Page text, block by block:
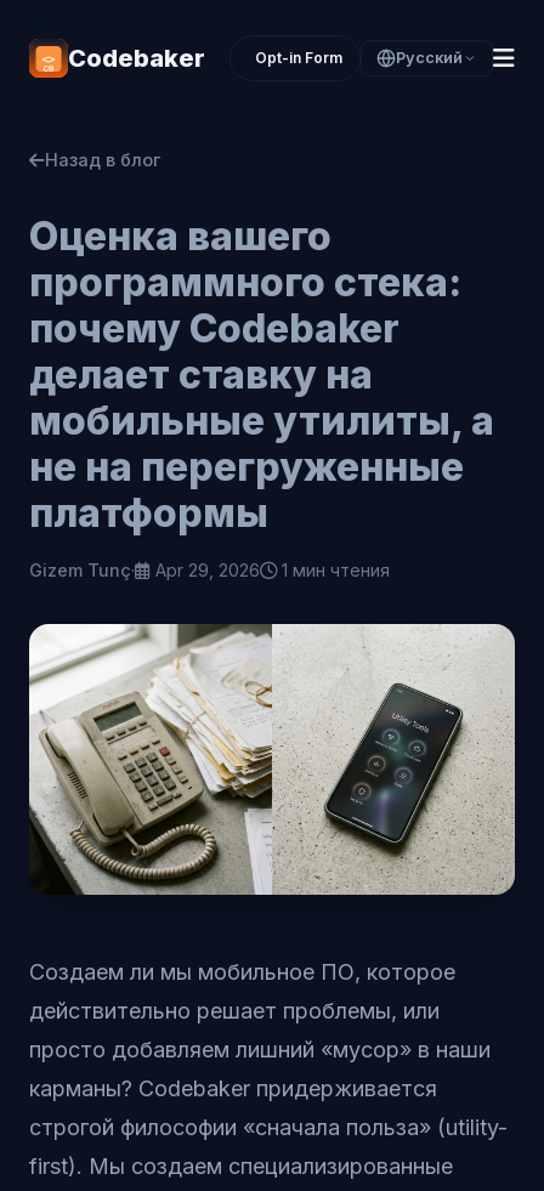
Codebaker Opt-in Form Русский
Назад в блог
Оценка вашего
программного стека:
почему Codebaker
делает ставку на
мобильные утилиты, а
не на перегруженные
платформы
Gizem Tunç· Apr 29, 2026 1 мин чтения
Создаем ли мы мобильное ПО, которое
действительно решает проблемы, или
просто добавляем лишний «мусор» в наши
карманы? Codebaker придерживается
строгой философии «сначала польза» (utility-
first). Мы создаем специализированные